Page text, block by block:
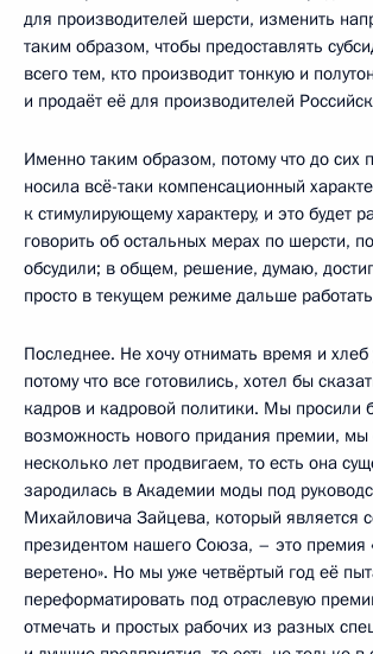
для производителей шерсти, изменить
таким образом, чтобы предоставлять
всего тем, кто производит тонкую и
и продаёт её для производителей
Именно таким образом, потому что до сих
носила всё-таки компенсационный
к стимулирующему характеру, и это будет
говорить об остальных мерах по шерсти,
обсудили; в общем, решение, думаю,
просто в текущем режиме дальше
Последнее. Не хочу отнимать время и хлеб
потому что все готовились, хотел бы
кадров и кадровой политики. Мы просили
возможность нового придания премии,
несколько лет продвигаем, то есть она
зародилась в Академии моды под
Михайловича Зайцева, который является
президентом нашего Союза, – это премия
веретено». Но мы уже четвёртый год её
переформатировать под отраслевую
отмечать и простых рабочих из разных